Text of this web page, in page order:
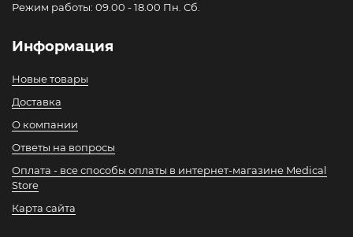
Режим работы: 09.00 - 18.00 Пн. Сб.
Информация
Новые товары
Доставка
О компании
Ответы на вопросы
Оплата - все способы оплаты в интернет-магазине Medical
Store
Карта сайта